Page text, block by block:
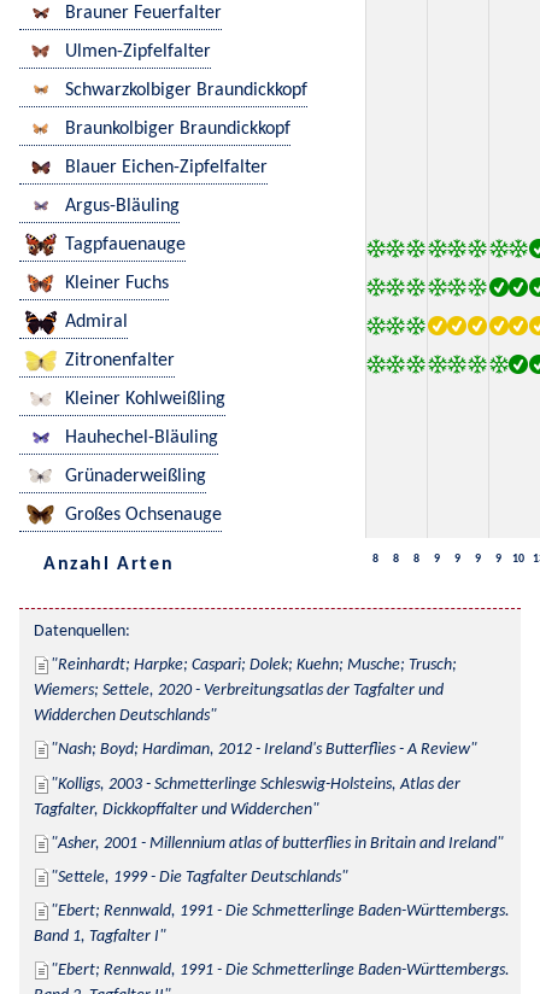
Brauner Feuerfalter
Ulmen-Zipfelfalter
Schwarzkolbiger Braundickkopf
Braunkolbiger Braundickkopf
Blauer Eichen-Zipfelfalter
Argus-Bläuling
Tagpfauenauge
Kleiner Fuchs
Admiral
Zitronenfalter
Kleiner Kohlweißling
Hauhechel-Bläuling
Grünaderweißling
Großes Ochsenauge
Anzahl Arten 8 8 8 9 9 9 9 10
Datenquellen:
Reinhardt; Harpke; Caspari; Dolek; Kuehn; Musche; Trusch;
Wiemers; Settele, 2020 - Verbreitungsatlas der Tagfalter und
Widderchen Deutschlands
Nash; Boyd; Hardiman, 2012 - Ireland's Butterflies - A Review
Kolligs, 2003 - Schmetterlinge Schleswig-Holsteins, Atlas der
Tagfalter, Dickkopffalter und Widderchen
Asher, 2001 - Millennium atlas of butterflies in Britain and Ireland
Settele, 1999 - Die Tagfalter Deutschlands
Ebert; Rennwald, 1991 - Die Schmetterlinge Baden-Württembergs.
Band 1, Tagfalter I
Ebert; Rennwald, 1991 - Die Schmetterlinge Baden-Württembergs.